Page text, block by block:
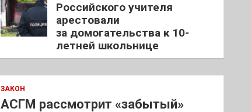
Российского учителя
арестовали
за домогательства к 10-
летней школьнице
ЗАКОН
АСГМ рассмотрит «забытый»